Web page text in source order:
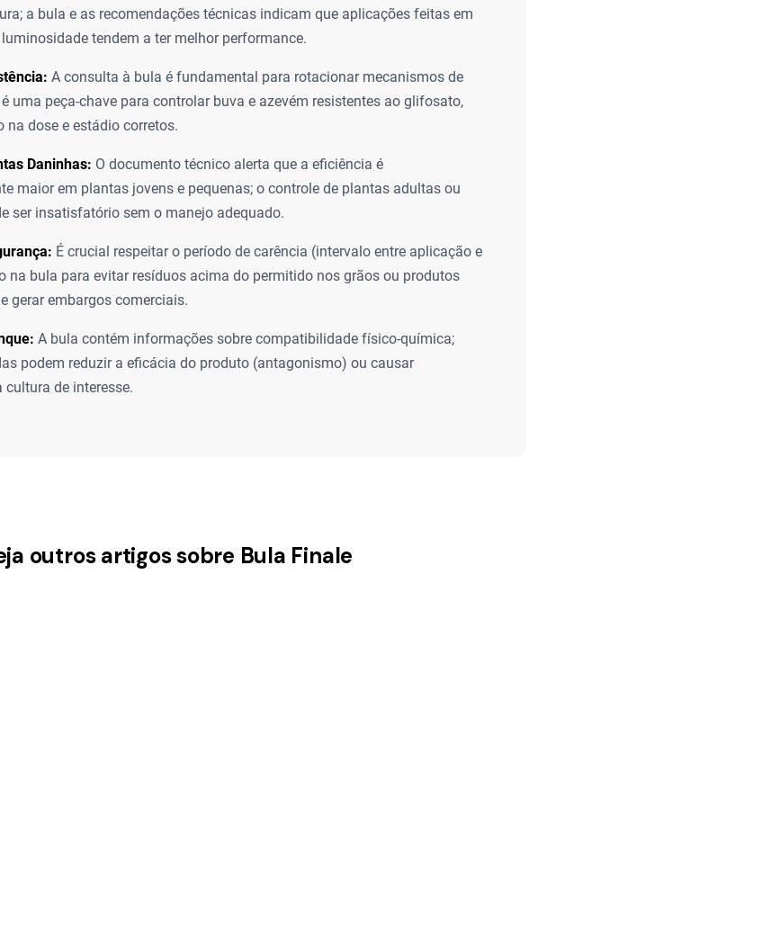
a bula e as recomendações técnicas indicam que aplicações feitas em
tendem a ter melhor performance.
A consulta à bula é fundamental para rotacionar mecanismos de
uma peça-chave para controlar buva e azevém resistentes ao glifosato,
na dose e estádio corretos.
Daninhas: O documento técnico alerta que a eficiência é
maior em plantas jovens e pequenas; o controle de plantas adultas ou
ser insatisfatório sem o manejo adequado.
É crucial respeitar o período de carência (intervalo entre aplicação e
na bula para evitar resíduos acima do permitido nos grãos ou produtos
gerar embargos comerciais.
A bula contém informações sobre compatibilidade físico-química;
podem reduzir a eficácia do produto (antagonismo) ou causar
de interesse.
outros artigos sobre Bula Finale